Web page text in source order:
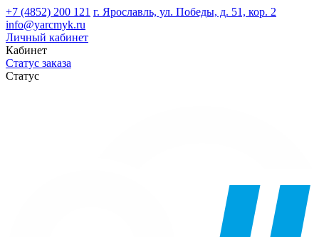
+7 (4852) 200 121 г. Ярославль, ул. Победы, д. 51, кор. 2
info@yarcmyk.ru
Личный кабинет
Кабинет
Статус заказа
Статус